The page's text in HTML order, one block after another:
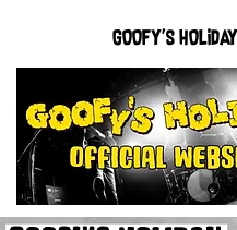
GOOFY'S HOLIDAY